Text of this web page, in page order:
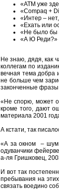
«ATM уже
«Compaq +
«Интер –
«Ехать или
«Не было бы
«А Ю Реди?»
Не знаю, дядя, как
коллегам по
вечная тема добра
не больше чем
законченные фразы
«Не спорю, может
кроме того, дают
материала 2001
А кстати, так
«А за окном – шум
одуванчики
а-ля Гришковец,
И вот так
пребывания на
связать воедино